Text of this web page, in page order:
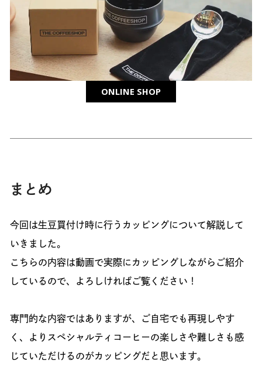
ONLINE SHOP
まとめ
今回は生豆買付け時に行うカッピングについて解説して
いきました。
こちらの内容は動画で実際にカッピングしながらご紹介
しているので、よろしければご覧ください！
専門的な内容ではありますが、ご自宅でも再現しやす
く、よりスペシャルティコーヒーの楽しさや難しさも感
じていただけるのがカッピングだと思います。